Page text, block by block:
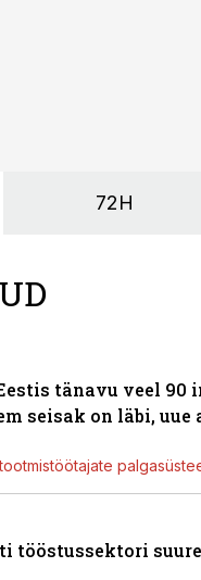
72H
tänavu veel 90
seisak on läbi,
tööstussektori